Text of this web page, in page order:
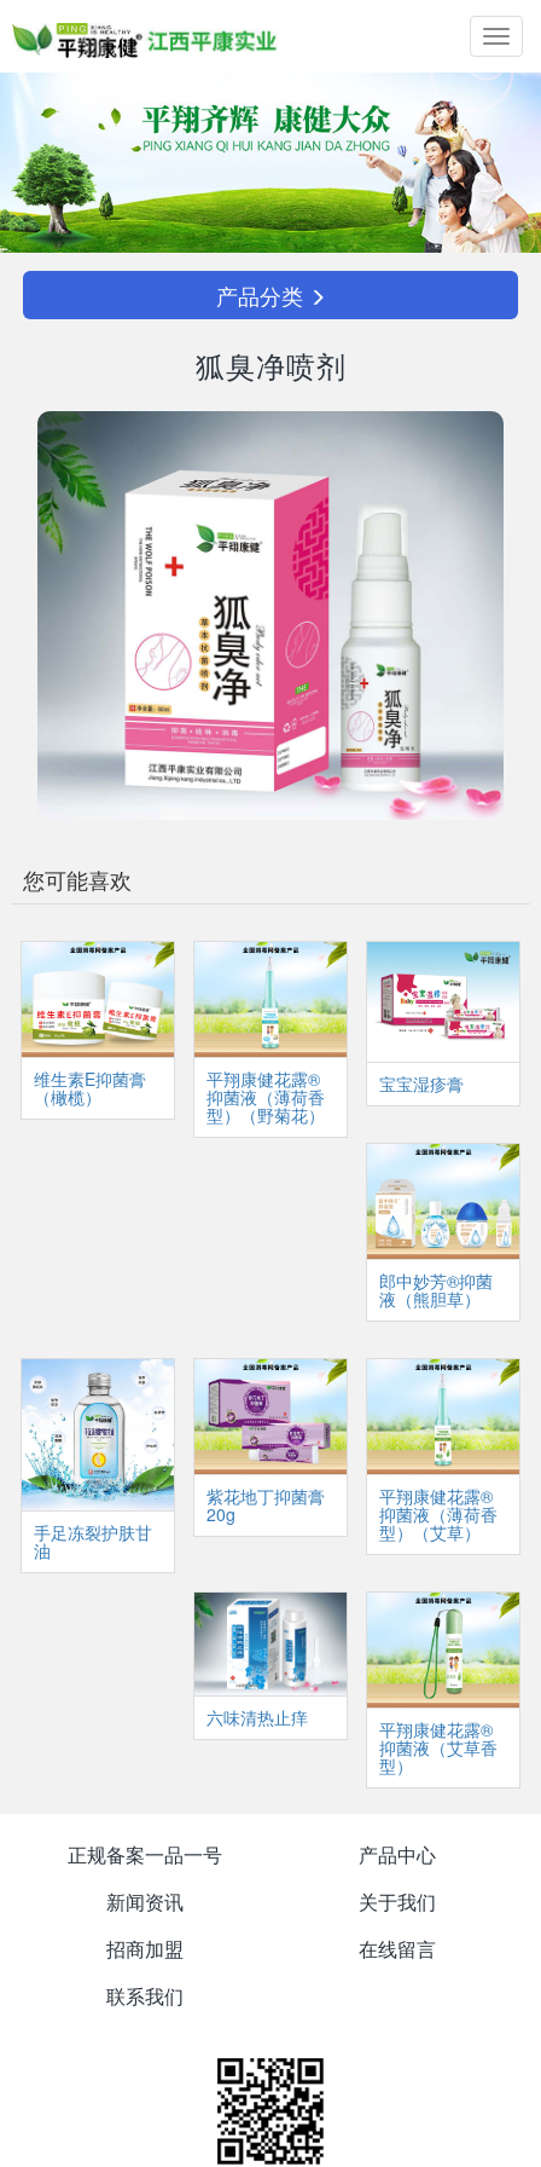
产品分类
狐臭净喷剂
您可能喜欢
维生素E抑菌膏
（橄榄）
平翔康健花露®
抑菌液（薄荷香
型）（野菊花）
宝宝湿疹膏
郎中妙芳®抑菌
液（熊胆草）
手足冻裂护肤甘
油
紫花地丁抑菌膏
20g
平翔康健花露®
抑菌液（薄荷香
型）（艾草）
六味清热止痒
平翔康健花露®
抑菌液（艾草香
型）
正规备案一品一号
产品中心
新闻资讯
关于我们
招商加盟
在线留言
联系我们